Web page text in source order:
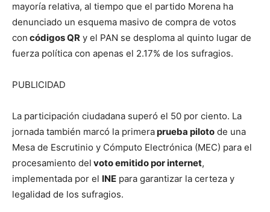
mayoría relativa, al tiempo que el partido Morena ha
denunciado un esquema masivo de compra de votos
con códigos QR y el PAN se desploma al quinto lugar de
fuerza política con apenas el 2.17% de los sufragios.
PUBLICIDAD
La participación ciudadana superó el 50 por ciento. La
jornada también marcó la primeraprueba piloto de una
Mesa de Escrutinio y Cómputo Electrónica (MEC) para el
procesamiento del voto emitido por internet,
implementada por el INE para garantizar la certeza y
legalidad de los sufragios.